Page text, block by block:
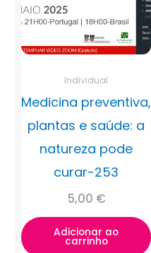
Individual
Medicina preventiva,
plantas e saúde: a
natureza pode
curar-253
5,00 €
Adicionar ao
carrinho